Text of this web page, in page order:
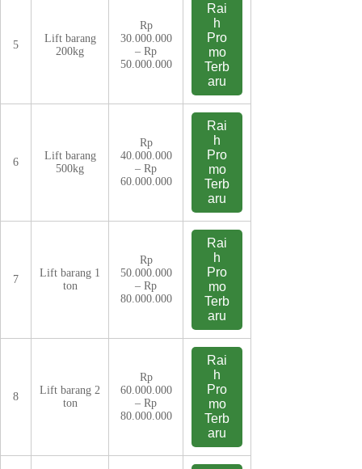
5
Lift barang
200kg
Rp
30.000.000
– Rp
50.000.000
Rai
h
Pro
mo
Terb
aru
6
Lift barang
500kg
Rp
40.000.000
– Rp
60.000.000
Rai
h
Pro
mo
Terb
aru
7
Lift barang 1
ton
Rp
50.000.000
– Rp
80.000.000
Rai
h
Pro
mo
Terb
aru
8
Lift barang 2
ton
Rp
60.000.000
– Rp
80.000.000
Rai
h
Pro
mo
Terb
aru